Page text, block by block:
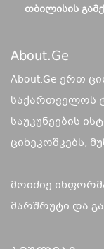
ᲗᲑᲘᲚᲘᲡᲘᲡ
About.ge
About.Ge ერთ
საქართველოს
საუკუნეების
ციხეკოშკებს,
მოიძიე
მარშრუტი და